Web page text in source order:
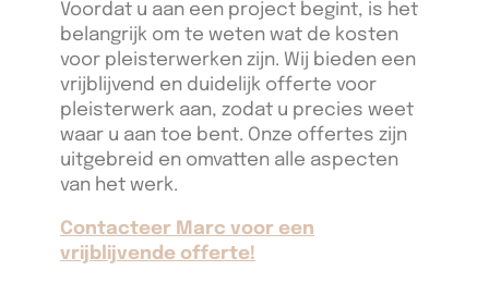
Voordat u aan een project begint, is het
belangrijk om te weten wat de kosten
voor pleisterwerken zijn. Wij bieden een
vrijblijvend en duidelijk offerte voor
pleisterwerk aan, zodat u precies weet
waar u aan toe bent. Onze offertes zijn
uitgebreid en omvatten alle aspecten
van het werk.
Contacteer Marc voor een
vrijblijvende offerte!